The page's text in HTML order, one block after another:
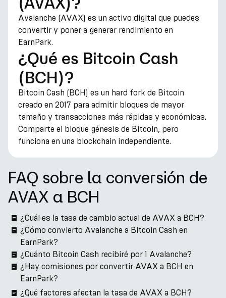
Avalanche (AVAX) es un activo digital que puedes
convertir y poner a generar rendimiento en
EarnPark.
¿Qué es Bitcoin Cash
(BCH)?
Bitcoin Cash (BCH) es un hard fork de Bitcoin
creado en 2017 para admitir bloques de mayor
tamaño y transacciones más rápidas y económicas.
Comparte el bloque génesis de Bitcoin, pero
funciona en una blockchain independiente.
FAQ sobre la conversión de
AVAX a BCH
¿Cuál es la tasa de cambio actual de AVAX a BCH?
¿Cómo convierto Avalanche a Bitcoin Cash en
EarnPark?
¿Cuánto Bitcoin Cash recibiré por 1 Avalanche?
¿Hay comisiones por convertir AVAX a BCH en
EarnPark?
¿Qué factores afectan la tasa de AVAX a BCH?